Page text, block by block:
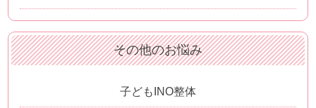
その他のお悩み
子どもINO整体